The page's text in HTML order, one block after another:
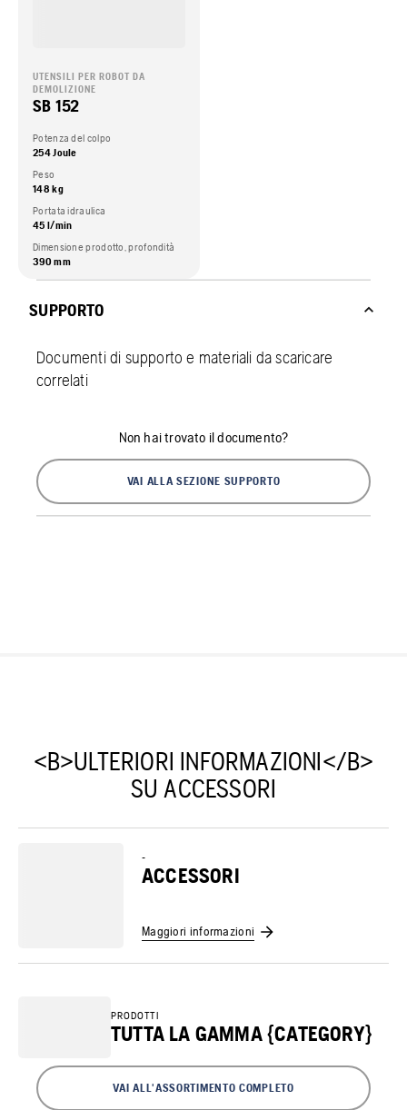
UTENSILI PER ROBOT DA
DEMOLIZIONE
SB 152
Potenza del colpo
254 Joule
Peso
148 kg
Portata idraulica
45 l/min
Dimensione prodotto, profondità
390 mm
SUPPORTO
Documenti di supporto e materiali da scaricare
correlati
Non hai trovato il documento?
VAI ALLA SEZIONE SUPPORTO
<B>ULTERIORI INFORMAZIONI</B>
SU ACCESSORI
-
ACCESSORI
Maggiori informazioni
PRODOTTI
TUTTA LA GAMMA {CATEGORY}
VAI ALL'ASSORTIMENTO COMPLETO